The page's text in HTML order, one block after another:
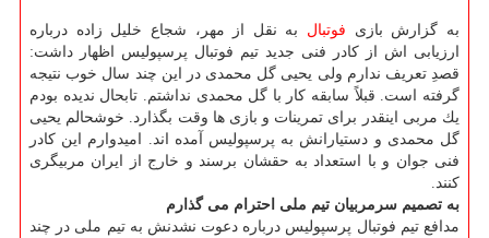
به گزارش بازی فوتبال به نقل از مهر، شجاع خلیل زاده درباره
ارزیابی اش از كادر فنی جدید تیم فوتبال پرسپولیس اظهار داشت:
قصدِ تعریف ندارم ولی یحیی گل محمدی در این چند سال خوب نتیجه
گرفته است. قبلاً سابقه كار با گل محمدی نداشتم. تابحال ندیده بودم
یك مربی اینقدر برای تمرینات و بازی ها وقت بگذارد. خوشحالم یحیی
گل محمدی و دستیارانش به پرسپولیس آمده اند. امیدوارم این كادر
فنی جوان و با استعداد به حقشان برسند و خارج از ایران مربیگری
كنند.
به تصمیم سرمربیان تیم ملی احترام می گذارم
مدافع تیم فوتبال پرسپولیس درباره دعوت نشدنش به تیم ملی در چند